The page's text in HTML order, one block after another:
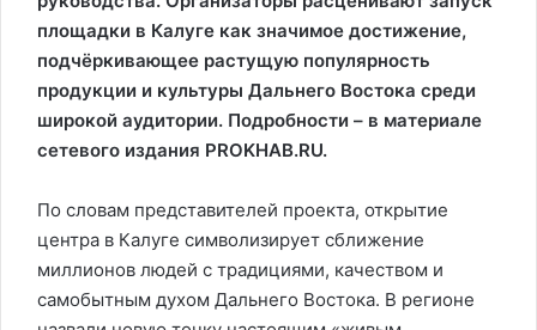
площадки в Калуге как значимое достижение,
подчёркивающее растущую популярность
продукции и культуры Дальнего Востока среди
широкой аудитории. Подробности – в материале
сетевого издания PROKHAB.RU.
По словам представителей проекта, открытие
центра в Калуге символизирует сближение
миллионов людей с традициями, качеством и
самобытным духом Дальнего Востока. В регионе